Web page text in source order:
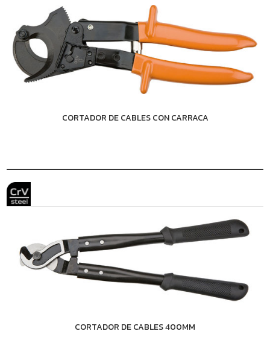
CORTADOR DE CABLES CON CARRACA
CORTADOR DE CABLES 400MM